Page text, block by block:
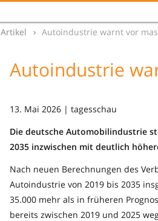
Artikel Autoindustrie warnt vor
Autoindustrie
13. Mai 2026 | tagesschau
Die deutsche Automobilindustrie
2035 inzwischen mit deutlich
Nach neuen Berechnungen des
Autoindustrie von 2019 bis 2035
35.000 mehr als in früheren
bereits zwischen 2019 und 2025